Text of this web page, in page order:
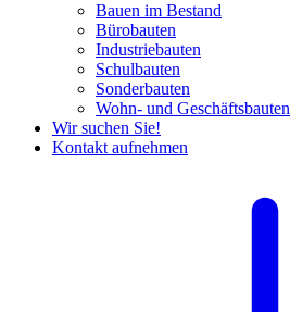
Bauen im Bestand
Bürobauten
Industriebauten
Schulbauten
Sonderbauten
Wohn- und Geschäftsbauten
Wir suchen Sie!
Kontakt aufnehmen